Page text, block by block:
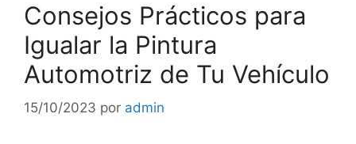
Consejos Prácticos para
Igualar la Pintura
Automotriz de Tu Vehículo
15/10/2023 por admin